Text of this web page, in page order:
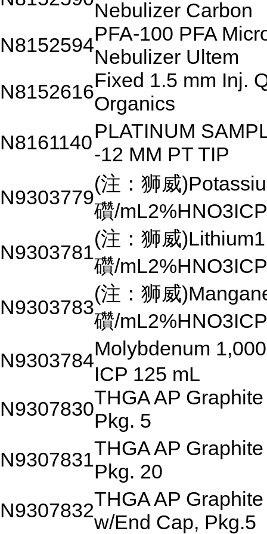
Nebulizer Carbon
N8152594PFA-100 PFA
Nebulizer Ultem
N8152616Fixed 1.5 mm Inj.
Organics
N8161140PLATINUM
-12 MM PT TIP
N9303779
(注：狮威
礸/
N9303781
(注：狮威
礸/
N9303783
(注：狮威
礸/
N9303784
Molybdenum
ICP 125 mL
N9307830THGA AP
Pkg. 5
N9307831THGA AP
Pkg. 20
N9307832THGA AP
w/End Cap, Pkg.5